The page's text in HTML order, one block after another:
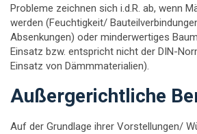
Probleme zeichnen sich i.d.R. ab, wenn
werden (Feuchtigkeit/
Absenkungen) oder minderwertiges
Einsatz bzw. entspricht nicht der DIN-
Einsatz von Dämmmaterialien).
Außergerichtliche
Auf der Grundlage ihrer Vorstellungen/